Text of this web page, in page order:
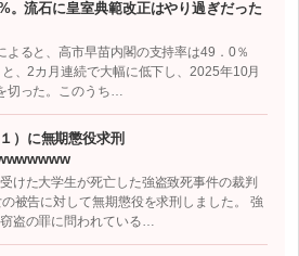
。流石に皇室典範改正はやり過ぎだった
よると、高市早苗内閣の支持率は49．0％
と、2カ月連続で大幅に低下し、2025年10月
切った。このうち…
）に無期懲役求刑
けた大学生が死亡した強盗致死事件の裁判
被告に対して無期懲役を求刑しました。 強
盗の罪に問われている…